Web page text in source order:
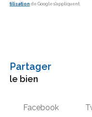
tilisation de Google s'appliquent.
partager
le bien
Facebook